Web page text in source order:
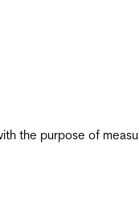
the purpose of